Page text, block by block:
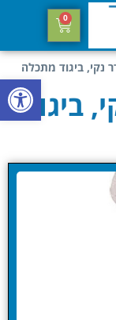
פתח
0
נקי, ביגוד מתכלה
ביגוד